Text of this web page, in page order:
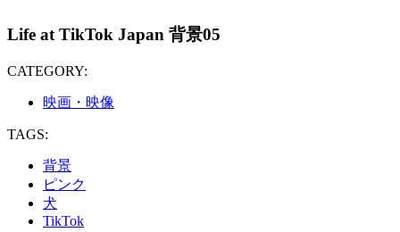
Life at TikTok Japan 背景05
CATEGORY:
映画・映像
TAGS:
背景
ピンク
犬
TikTok